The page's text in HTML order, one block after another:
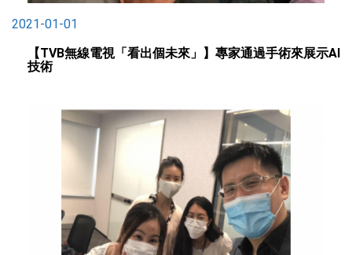
2021-01-01
【TVB無線電視「看出個未來」】專家通過手術來展示AI
技術